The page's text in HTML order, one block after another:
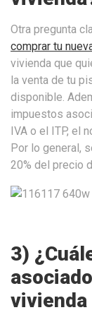
Otra pregunta
comprar tu
vivienda que
la venta de tu
disponible.
impuestos
IVA o el ITP, el
Por lo general,
20% del precio
3)
vivienda